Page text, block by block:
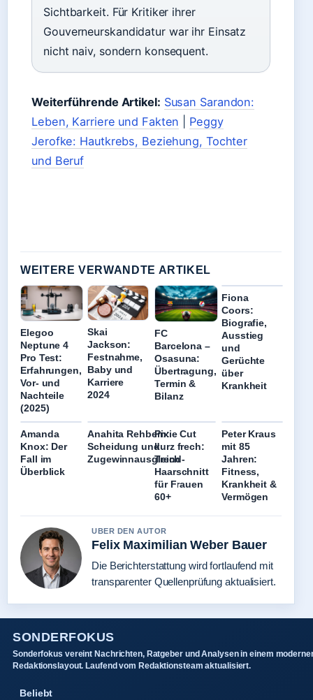
Sichtbarkeit. Für Kritiker ihrer
Gouverneurskandidatur war ihr Einsatz
nicht naiv, sondern konsequent.
Weiterführende Artikel: Susan Sarandon:
Leben, Karriere und Fakten
Peggy
Jerofke: Hautkrebs, Beziehung, Tochter
und Beruf
WEITERE VERWANDTE ARTIKEL
Elegoo
Neptune 4
Pro Test:
Erfahrungen,
Vor- und
Nachteile
(2025)
Skai
Jackson:
Festnahme,
Baby und
Karriere
2024
FC
Barcelona –
Osasuna:
Übertragung,
Termin &
Bilanz
Fiona
Coors:
Biografie,
Ausstieg
und
Gerüchte
über
Krankheit
Amanda
Knox: Der
Fall im
Überblick
Anahita Rehbein:
Scheidung und
Zugewinnausgleich
Pixie Cut
kurz frech:
Trend-
Haarschnitt
für Frauen
60+
Peter Kraus
mit 85
Jahren:
Fitness,
Krankheit &
Vermögen
UBER DEN AUTOR
Felix Maximilian Weber Bauer
Die Berichterstattung wird fortlaufend mit
transparenter Quellenprüfung aktualisiert.
SONDERFOKUS
Sonderfokus vereint Nachrichten, Ratgeber und Analysen in einem
Redaktionslayout. Laufend vom Redaktionsteam aktualisiert.
Beliebt